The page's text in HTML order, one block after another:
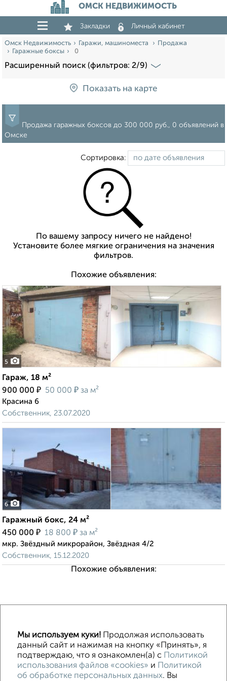
ОМСК НЕДВИЖИМОСТЬ
Закладки Личный кабинет
Омск Недвижимость Гаражи, машиноместа
Продажа
Гаражные боксы
0
Расширенный поиск (фильтров: 2/9)
Показать на карте
Продажа гаражных боксов до 300 000 руб., 0 объявлений в
Омске
Сортировка:
По вашему запросу ничего не найдено!
Установите более мягкие ограничения на значения
фильтров.
Похожие объявления:
5
Гараж, 18 м²
900 000 ₽ 50 000 ₽ за м²
Красина 6
Собственник, 23.07.2020
6
Гаражный бокс, 24 м²
450 000 ₽ 18 800 ₽ за м²
мкр. Звёздный микрорайон, Звёздная 4/2
Собственник, 15.12.2020
Похожие объявления:
Машиноместа в паркинге Без посредников
Контакты
Политика конфиденциальности
Мы используем куки! Продолжая использовать
данный сайт и нажимая на кнопку «Принять», я
подтверждаю, что я ознакомлен(а) с Политикой
использования файлов «cookies» и Политикой
об обработке персональных данных. Вы